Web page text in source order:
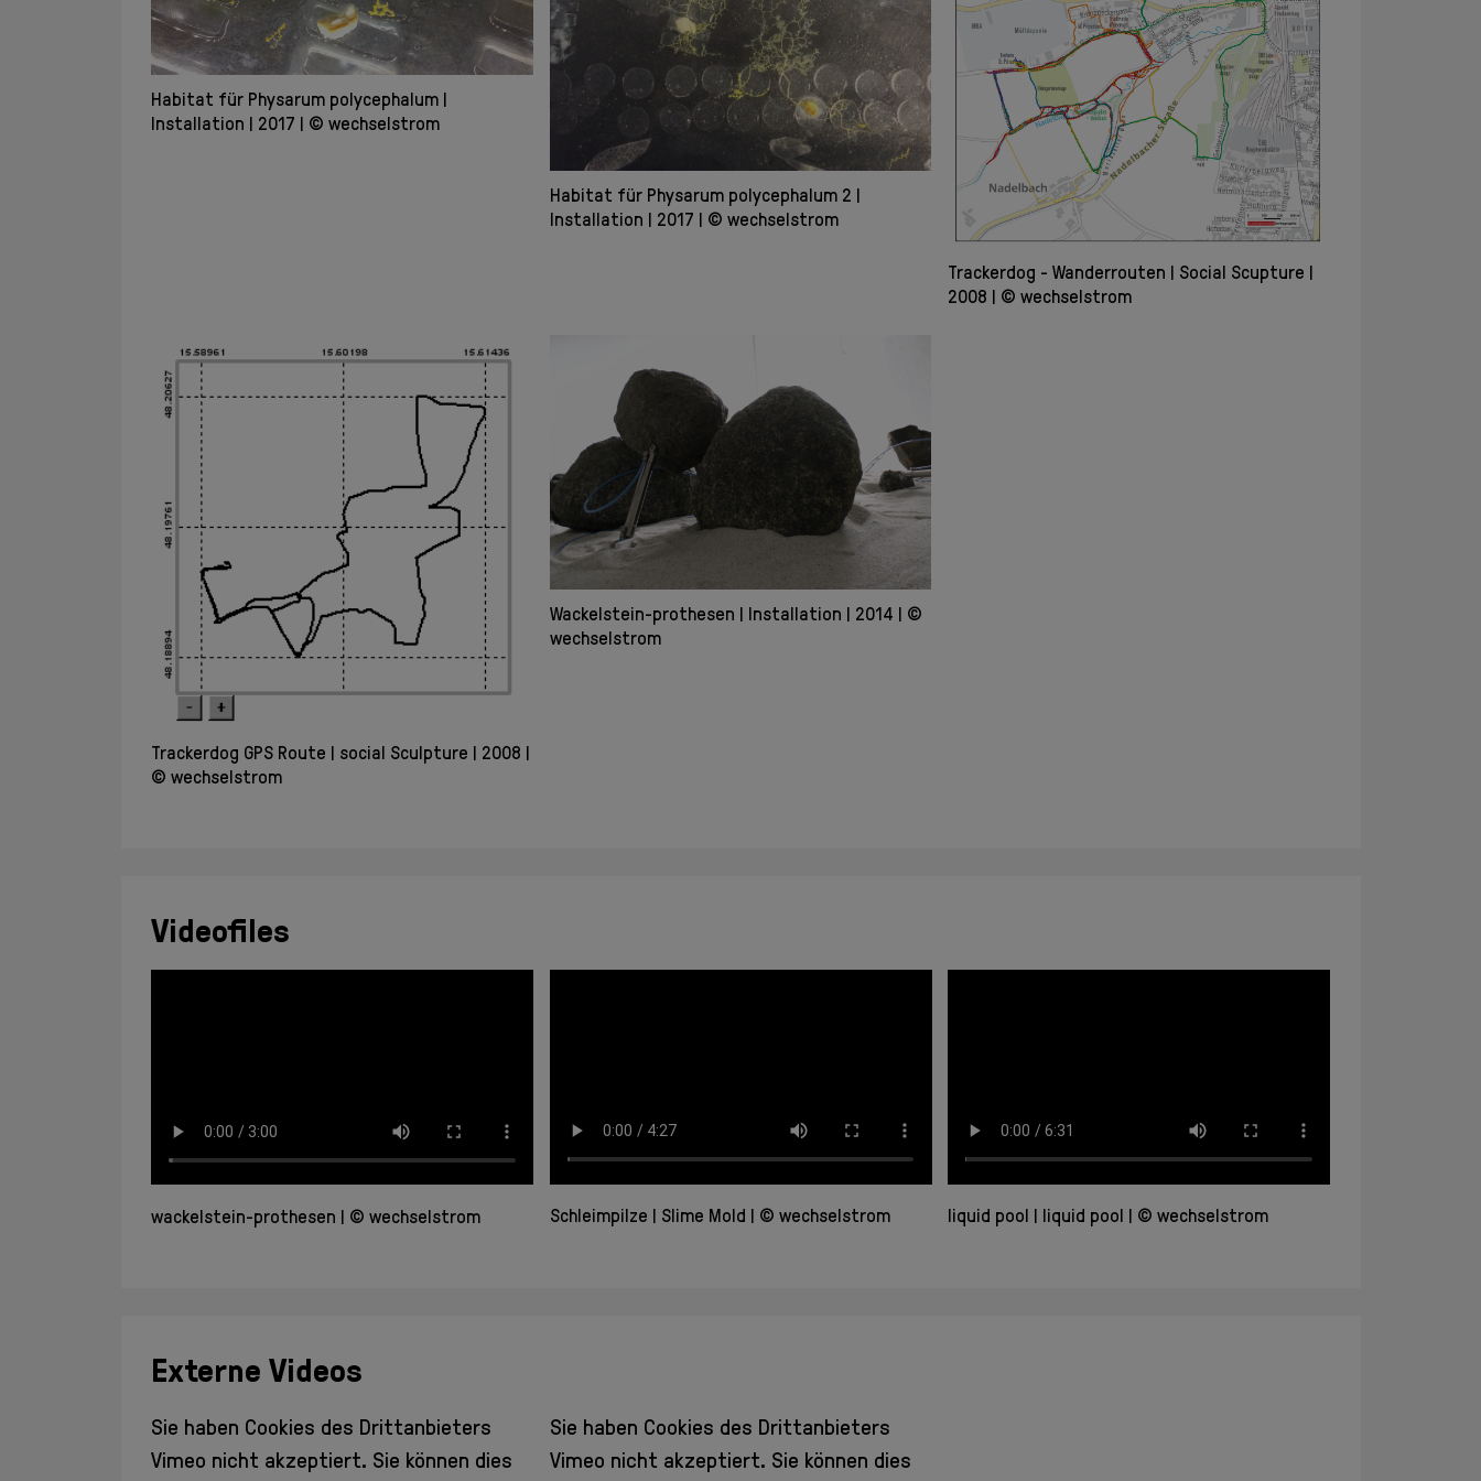
Habitat für Physarum polycephalum
Installation
2017 © wechselstrom
Habitat für Physarum polycephalum 2
Installation
2017 © wechselstrom
Trackerdog - Wanderrouten
Social Scupture
2008
© wechselstrom
Trackerdog GPS Route social Sculpture
2008
© wechselstrom
Wackelstein-prothesen Installation 2014
©
wechselstrom
Videofiles
wackelstein-prothesen © wechselstrom Schleimpilze Slime Mold © wechselstrom liquid pool liquid pool © wechselstrom
Externe Videos
Sie haben Cookies des Drittanbieters
Vimeo nicht akzeptiert. Sie können dies
Sie haben Cookies des Drittanbieters
Vimeo nicht akzeptiert. Sie können dies